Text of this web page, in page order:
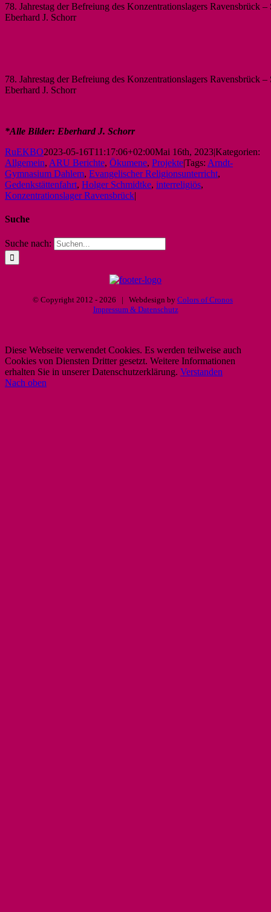
78. Jahrestag der Befreiung des Konzentrationslagers Ravensbrück
Eberhard J. Schorr
78. Jahrestag der Befreiung des Konzentrationslagers Ravensbrück
Eberhard J. Schorr
*Alle Bilder: Eberhard J. Schorr
RuEKBO2023-05-16T11:17:06+02:00Mai 16th, 2023|Kategorien:
Allgemein, ARU Berichte, Ökumene, Projekte|Tags: Arndt-
Gymnasium Dahlem, Evangelischer Religionsunterricht,
Gedenkstättenfahrt, Holger Schmidtke, interreligiös,
Konzentrationslager Ravensbrück|
Suche
Suche nach:
© Copyright 2012 - 2026 | Webdesign by Colors of Cronos
Impressum & Datenschutz
Diese Webseite verwendet Cookies. Es werden teilweise auch
Cookies von Diensten Dritter gesetzt. Weitere Informationen
erhalten Sie in unserer Datenschutzerklärung. Verstanden
Nach oben